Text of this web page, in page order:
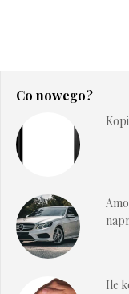
Co nowego?
Ile